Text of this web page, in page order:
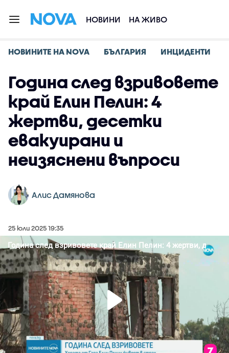
НОВИНИ НА ЖИВО
НОВИНИТЕ НА NOVA БЪЛГАРИЯ ИНЦИДЕНТИ
Година след взривовете
край Елин Пелин: 4
жертви, десетки
евакуирани и
неизяснени въпроси
Алис Дамянова
25 юли 2025 19:35